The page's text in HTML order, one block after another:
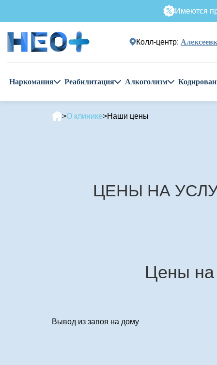
Имеются
Колл-центр:
Наркомания Реабилитация Алкоголизм
О клинике Наши цены
ЦЕНЫ НА
Цены на
Вывод из запоя на дому